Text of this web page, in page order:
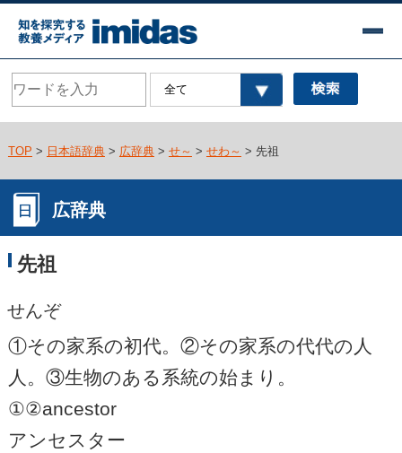
TOP > 日本語辞典> 広辞典> せ～ > せわ～ > 先祖
広辞典
先祖
せんぞ
①その家系の初代。②その家系の代代の人
人。③生物のある系統の始まり。
①②ancestor
アンセスター